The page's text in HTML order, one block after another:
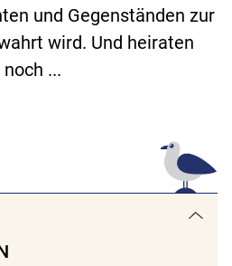
und Gegenständen zur
wird. Und heiraten
...